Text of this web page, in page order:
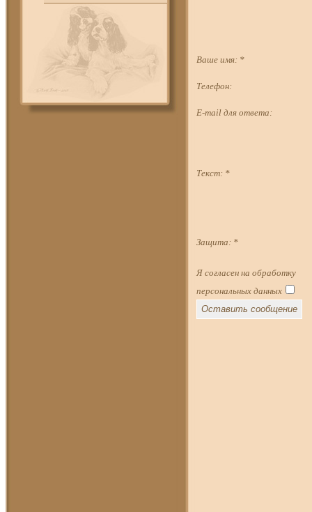
Ваше имя: *
Телефон:
E-mail для ответа:
Текст: *
Защита: *
Я согласен на обработку
персональных данных